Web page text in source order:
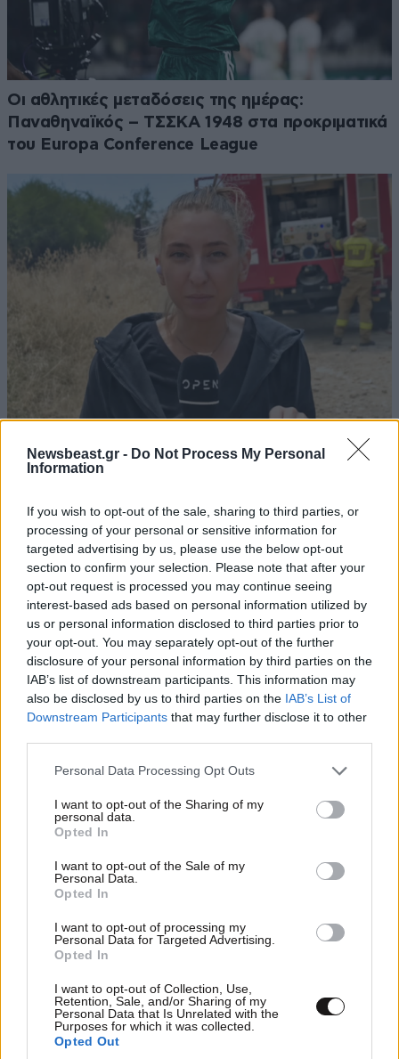
Newsbeast.gr - Do Not Process My Personal
Information
If you wish to opt-out of the sale, sharing to third parties, or
processing of your personal or sensitive information for
targeted advertising by us, please use the below opt-out
section to confirm your selection. Please note that after your
opt-out request is processed you may continue seeing
interest-based ads based on personal information utilized by
us or personal information disclosed to third parties prior to
your opt-out. You may separately opt-out of the further
disclosure of your personal information by third parties on the
IAB’s list of downstream participants. This information may
also be disclosed by us to third parties on the IAB’s List of
Downstream Participants that may further disclose it to other
Please note that this website/app uses one or more Google
not limited to your visit or usage behaviour. You may click to
grant or deny consent to Google and its third-party tags to
use your data for below specified purposes in below Google
consent section.
Personal Data Processing Opt Outs
I want to opt-out of the Sharing of my
personal data.
Opted In
I want to opt-out of the Sale of my
Personal Data.
Opted In
I want to opt-out of processing my
Personal Data for Targeted Advertising.
Opted In
I want to opt-out of Collection, Use,
Retention, Sale, and/or Sharing of my
Personal Data that Is Unrelated with the
Purposes for which it was collected.
Opted Out
Οι αθλητικές μεταδόσεις της ημέρας:
Παναθηναϊκός – ΤΣΣΚΑ 1948 στα προκριματικά
του Europa Conference League
διαδικτυακή ανθρωποφαγία – Η εξήγηση για το
Η ατάκα στο πρώτο τρέιλερ για το Καλημέρα
Ελλάδα που προαναγγέλλει τη νέα εποχή στον